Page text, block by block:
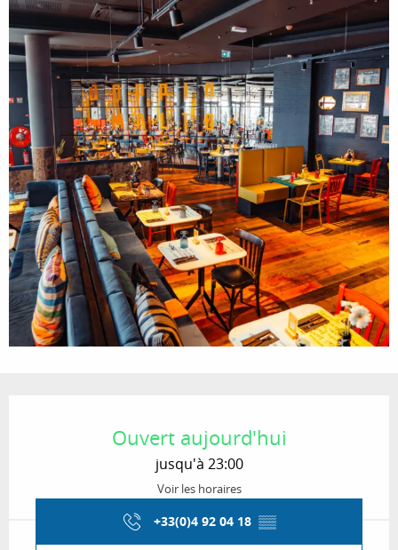
Ouvert aujourd'hui
jusqu'à 23:00
Voir les horaires
+33(0)4 92 04 18 ▒▒